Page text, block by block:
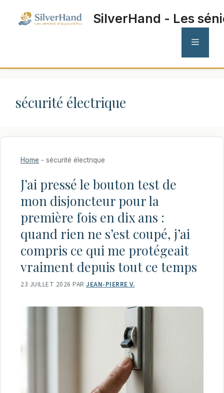
SilverHand - Les
MENU
sécurité électrique
Home - sécurité électrique
J’ai pressé le bouton test de
mon disjoncteur pour la
première fois en dix ans :
quand rien ne s’est coupé, j’ai
compris ce qui me protégeait
vraiment depuis tout ce temps
23 JUILLET 2026 PAR JEAN-PIERRE V.